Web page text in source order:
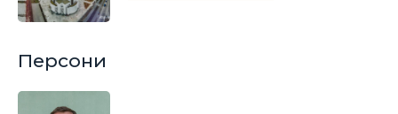
Персони